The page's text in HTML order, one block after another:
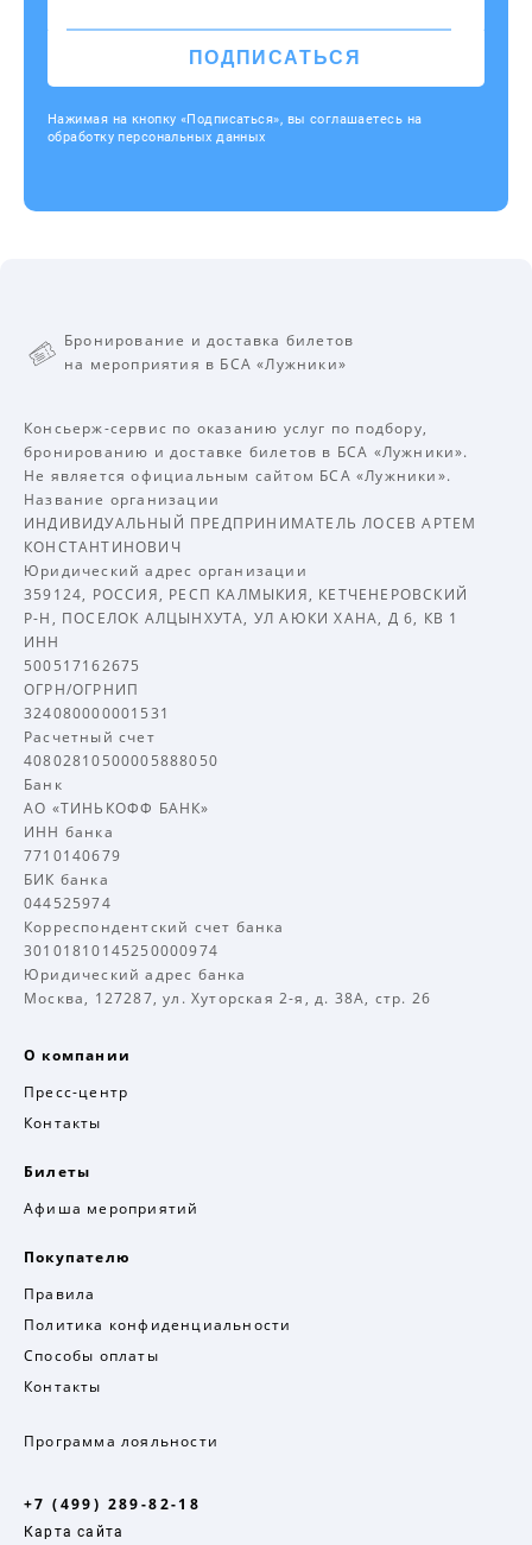
ПОДПИСАТЬСЯ
Нажимая на кнопку «Подписаться», вы соглашаетесь на
обработку персональных данных
Бронирование и доставка билетов
на мероприятия в БСА «Лужники»
Консьерж-сервис по оказанию услуг по подбору,
бронированию и доставке билетов в БСА «Лужники».
Не является официальным сайтом БСА «Лужники».
Название организации
ИНДИВИДУАЛЬНЫЙ ПРЕДПРИНИМАТЕЛЬ ЛОСЕВ АРТЕМ
КОНСТАНТИНОВИЧ
Юридический адрес организации
359124, РОССИЯ, РЕСП КАЛМЫКИЯ, КЕТЧЕНЕРОВСКИЙ
Р-Н, ПОСЕЛОК АЛЦЫНХУТА, УЛ АЮКИ ХАНА, Д 6, КВ 1
ИНН
500517162675
ОГРН/ОГРНИП
324080000001531
Расчетный счет
40802810500005888050
Банк
АО «ТИНЬКОФФ БАНК»
ИНН банка
7710140679
БИК банка
044525974
Корреспондентский счет банка
30101810145250000974
Юридический адрес банка
Москва, 127287, ул. Хуторская 2-я, д. 38А, стр. 26
О компании
Пресс-центр
Контакты
Билеты
Афиша мероприятий
Покупателю
Правила
Политика конфиденциальности
Способы оплаты
Контакты
Программа лояльности
+7 (499) 289-82-18
Карта сайта